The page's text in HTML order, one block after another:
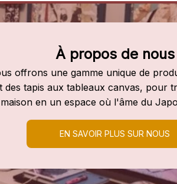
À propos de nous
offrons une gamme unique de
des tapis aux tableaux canvas, pour
maison en un espace où l'âme du
EN SAVOIR PLUS SUR NOUS